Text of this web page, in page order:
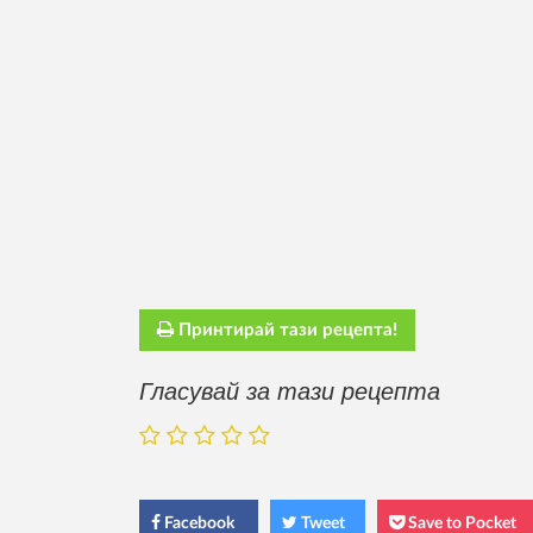
Принтирай тази рецепта!
Гласувай за тази рецепта
Facebook Tweet Save to Pocket